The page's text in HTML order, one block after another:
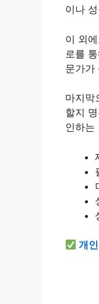
이나
이 외
로를
문가가
마지막
할지
인하는
개